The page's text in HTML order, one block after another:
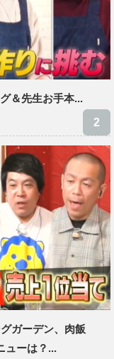
＆先生お手本...
ガーデン、肉飯
ューは？...